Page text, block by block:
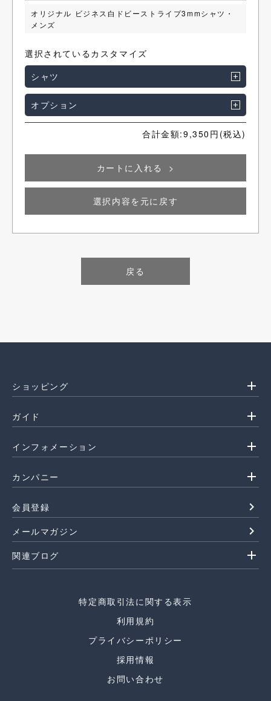
オリジナル ビジネス白ドビーストライプ3mmシャツ・
メンズ
選択されているカスタマイズ
シャツ
オプション
合計金額:9,350 円(税込)
カートに入れる
選択内容を元に戻す
戻る
ショッピング add
ガイド add
インフォメーション add
カンパニー add
会員登録 navigate_next
メールマガジン navigate_next
関連ブログ add
特定商取引法に関する表示
利用規約
プライバシーポリシー
採用情報
お問い合わせ